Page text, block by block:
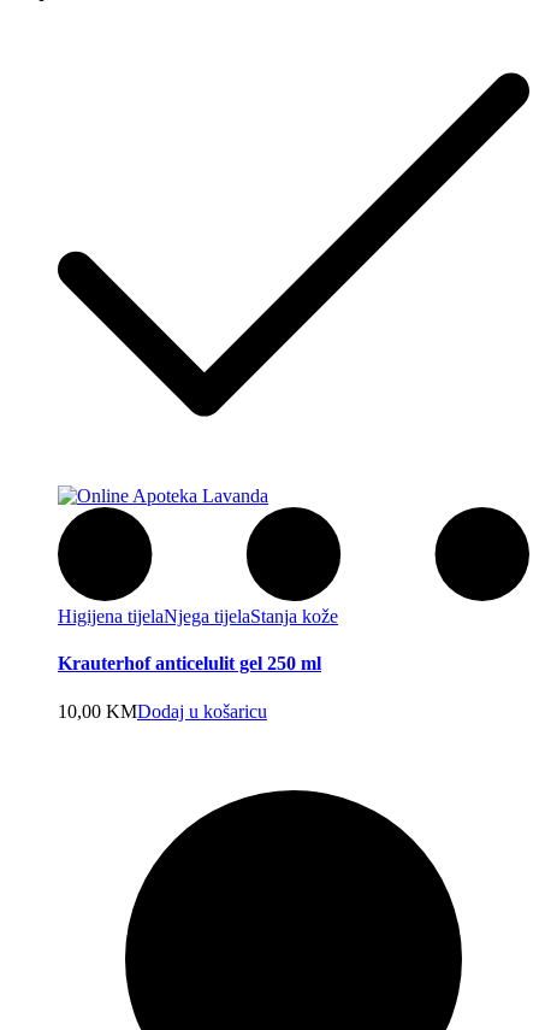
Higijena tijelaNjega tijelaStanja kože
Krauterhof anticelulit gel 250 ml
10,00 KMDodaj u košaricu